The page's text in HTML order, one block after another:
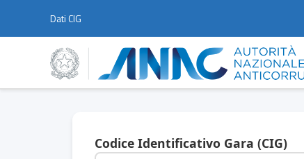
Dati CIG
Codice Identificativo Gara (CIG)